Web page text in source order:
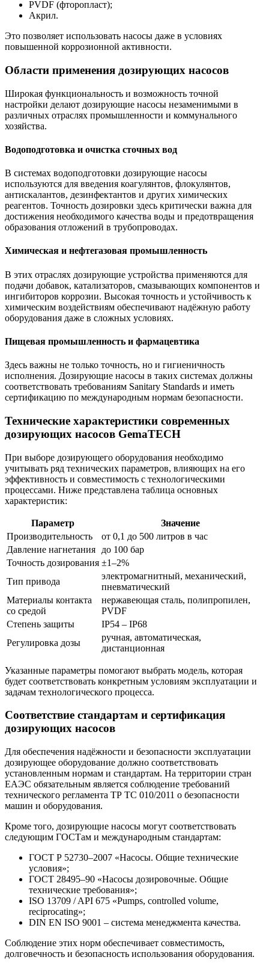
PVDF (фторопласт);
Акрил.
Это позволяет использовать насосы даже в условиях
повышенной коррозионной активности.
Области применения дозирующих насосов
Широкая функциональность и возможность точной
настройки делают дозирующие насосы незаменимыми в
различных отраслях промышленности и коммунального
хозяйства.
Водоподготовка и очистка сточных вод
В системах водоподготовки дозирующие насосы
используются для введения коагулянтов, флокулянтов,
антискалантов, дезинфектантов и других химических
реагентов. Точность дозировки здесь критически важна для
достижения необходимого качества воды и предотвращения
образования отложений в трубопроводах.
Химическая и нефтегазовая промышленность
В этих отраслях дозирующие устройства применяются для
подачи добавок, катализаторов, смазывающих компонентов и
ингибиторов коррозии. Высокая точность и устойчивость к
химическим воздействиям обеспечивают надёжную работу
оборудования даже в сложных условиях.
Пищевая промышленность и фармацевтика
Здесь важны не только точность, но и гигиеничность
исполнения. Дозирующие насосы в таких системах должны
соответствовать требованиям Sanitary Standards и иметь
сертификацию по международным нормам безопасности.
Технические характеристики современных
дозирующих насосов GemaTECH
При выборе дозирующего оборудования необходимо
учитывать ряд технических параметров, влияющих на его
эффективность и совместимость с технологическими
процессами. Ниже представлена таблица основных
характеристик:
Параметр
Значение
Производительность
от 0,1 до 500 литров в час
Давление нагнетания
до 100 бар
Точность дозирования ±1–2%
Тип привода
электромагнитный, механический,
пневматический
Материалы контакта
со средой
нержавеющая сталь, полипропилен,
PVDF
Степень защиты
IP54 – IP68
Регулировка дозы
ручная, автоматическая,
дистанционная
Указанные параметры помогают выбрать модель, которая
будет соответствовать конкретным условиям эксплуатации и
задачам технологического процесса.
Соответствие стандартам и сертификация
дозирующих насосов
Для обеспечения надёжности и безопасности эксплуатации
дозирующее оборудование должно соответствовать
установленным нормам и стандартам. На территории стран
ЕАЭС обязательным является соблюдение требований
технического регламента ТР ТС 010/2011 о безопасности
машин и оборудования.
Кроме того, дозирующие насосы могут соответствовать
следующим ГОСТам и международным стандартам:
ГОСТ Р 52730–2007 «Насосы. Общие технические
условия»;
ГОСТ 28495–90 «Насосы дозировочные. Общие
технические требования»;
ISO 13709 / API 675 «Pumps, controlled volume,
reciprocating»;
DIN EN ISO 9001 – система менеджмента качества.
Соблюдение этих норм обеспечивает совместимость,
долговечность и безопасность использования оборудования.